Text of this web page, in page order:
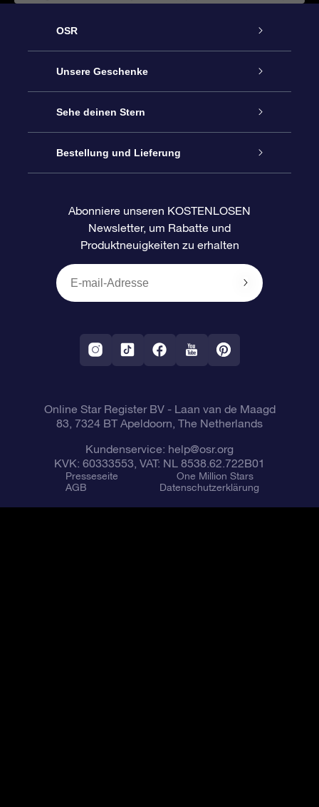
OSR
Service
Kontakt
Blog
Bewertungen
Unsere Geschenke
Sterne schenken
OSR-Geschenkpaket
OSR-Geschenkgutschein
Firmengeschenke
Sehe deinen Stern
Sternregister
Personalisierte Sternseite
One Million Stars
VR-App „Fliege mich zu den Sternen“
Bestellung und Lieferung
Zahlungsinformationen
Versandinformationen
Sternbilder
Abonniere unseren KOSTENLOSEN
Newsletter, um Rabatte und
Produktneuigkeiten zu erhalten
Online Star Register BV- Laan van de Maagd
83, 7324 BT Apeldoorn, The Netherlands
Kundenservice: help@osr.org
KVK: 60333553, VAT: NL 8538.62.722B01
Presseseite
One Million Stars
AGB
Datenschutzerklärung